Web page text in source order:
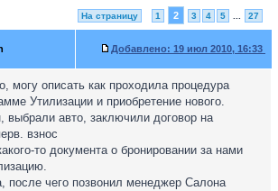
На страницу 1 2 3 4 5 27
Добавлено: 19 июл 2010, 16:33
могу описать как проходила процедура
Утилизации и приобретение нового.
выбрали авто, заключили договор на
взнос
то документа о бронировании за нами
после чего позвонил менеджер Салона